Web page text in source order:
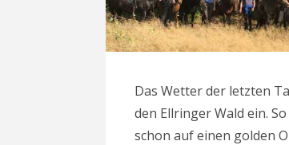
Das Wetter der letzten
den Ellringer Wald ein.
schon auf einen golden